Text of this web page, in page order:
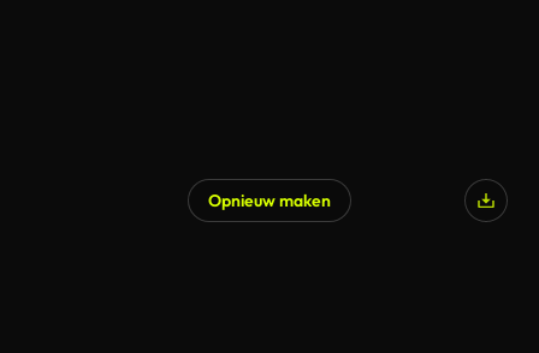
Opnieuw maken